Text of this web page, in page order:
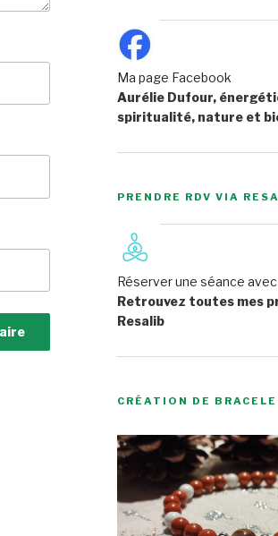
Ma page Facebook
Aurélie Dufour,
spiritualité, nature et
PRENDRE RDV VIA
Réserver une séance avec
Retrouvez toutes mes
Resalib
CRÉATION DE